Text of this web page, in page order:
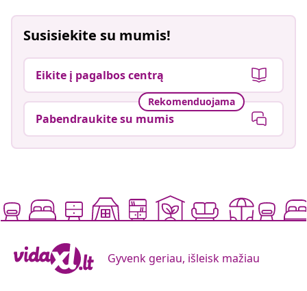
Susisiekite su mumis!
Eikite į pagalbos centrą
Rekomenduojama
Pabendraukite su mumis
Gyvenk geriau, išleisk mažiau